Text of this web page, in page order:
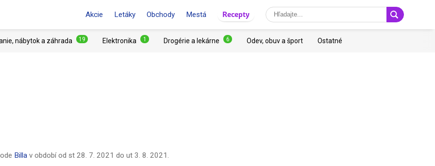
Akcie Letáky Obchody Mestá Recepty
nábytok a záhrada 19 Elektronika 1 Drogérie a lekárne 6 Odev, obuv a šport Ostatné
Billa v období od st 28. 7. 2021 do ut 3. 8. 2021 .